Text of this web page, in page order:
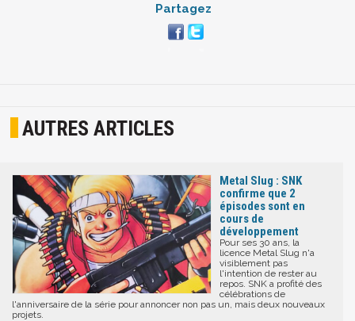
Partagez
AUTRES ARTICLES
Metal Slug : SNK
confirme que 2
épisodes sont en
cours de
développement
Pour ses 30 ans, la
licence Metal Slug n'a
visiblement pas
l'intention de rester au
repos. SNK a profité des
célébrations de
l'anniversaire de la série pour annoncer non pas un, mais deux nouveaux
projets.